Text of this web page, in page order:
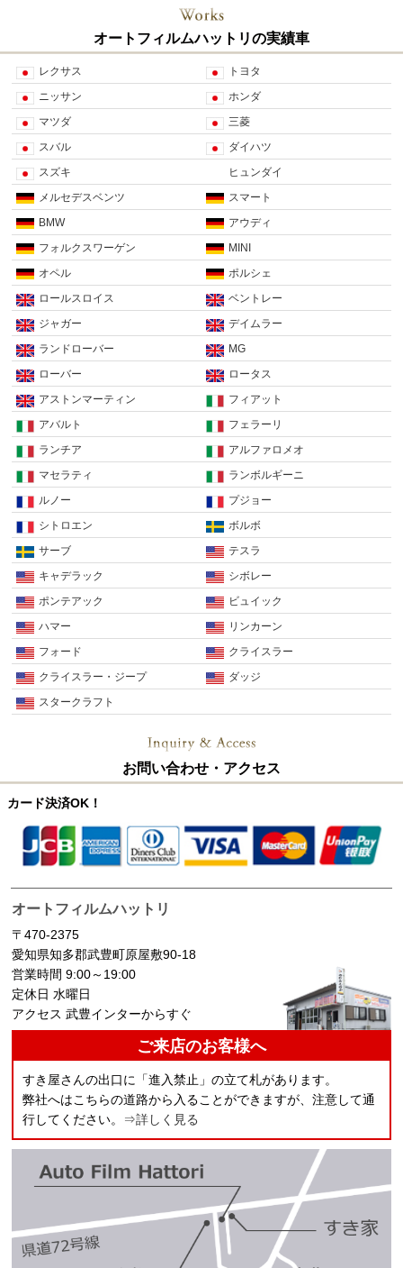
オートフィルムハットリの実績車
レクサス
トヨタ
ニッサン
ホンダ
マツダ
三菱
スバル
ダイハツ
スズキ
ヒュンダイ
メルセデスベンツ
スマート
BMW
アウディ
フォルクスワーゲン
MINI
オペル
ポルシェ
ロールスロイス
ベントレー
ジャガー
デイムラー
ランドローバー
MG
ローバー
ロータス
アストンマーティン
フィアット
アバルト
フェラーリ
ランチア
アルファロメオ
マセラティ
ランボルギーニ
ルノー
プジョー
シトロエン
ボルボ
サーブ
テスラ
キャデラック
シボレー
ポンテアック
ビュイック
ハマー
リンカーン
フォード
クライスラー
クライスラー・ジープ
ダッジ
スタークラフト
お問い合わせ・アクセス
カード決済OK！
オートフィルムハットリ
〒470-2375
愛知県知多郡武豊町原屋敷90-18
営業時間 9:00～19:00
定休日 水曜日
アクセス 武豊インターからすぐ
ご来店のお客様へ
すき屋さんの出口に「進入禁止」の立て札があります。
弊社へはこちらの道路から入ることができますが、注意して通
行してください。 ⇒詳しく見る